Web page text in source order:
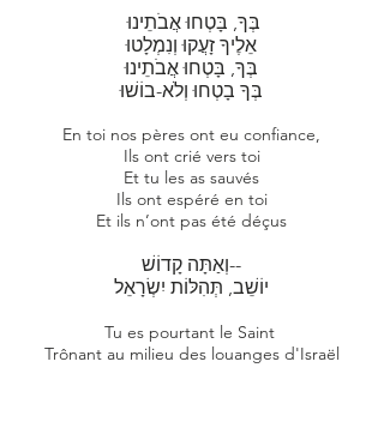
בְּךָ, בָּטְחוּ אֲבֹתֵינוּ
אֵלֶיךָ זָעֲקוּ וְנִמְלָטוּ
בְּךָ, בָּטְחוּ אֲבֹתֵינוּ
בְּךָ בָטְחוּ וְלֹא-בוֹשׁוּ
​En toi nos pères ont eu confiance,
Ils ont crié vers toi
Et tu les as sauvés
Ils ont espéré en toi
Et ils n’ont pas été déçus
​וְאַתָּה קָדוֹשׁ--
יוֹשֵׁב, תְּהִלּוֹת יִשְׂרָאֵל
Tu es pourtant le Saint
Trônant au milieu des louanges d'Israël